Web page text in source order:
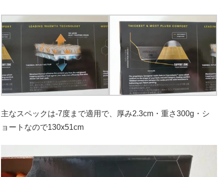
主なスペックは-7度まで適用で、厚み2.3cm・重さ300g・シ
ョートなので130x51cm